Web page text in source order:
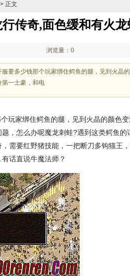
> 正文
行传奇,面色缓和有火
浏览量：0
服要多少钱那个玩家绑住鳄鱼的腿，见到火晶
第一土豪，和电
玩家绑住鳄鱼的腿，见到火晶的颜色
，怎么办呢魔龙刺蛙?遇到这类鳄鱼
需要红野猪技能，一把断刀多钩猫王
话直说牛魔法师？